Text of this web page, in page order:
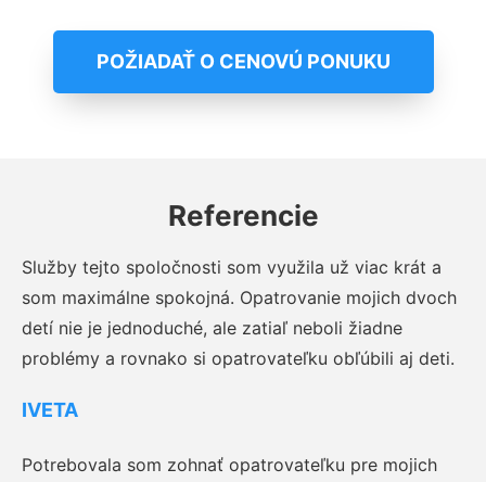
POŽIADAŤ O CENOVÚ PONUKU
Referencie
Služby tejto spoločnosti som využila už viac krát a
som maximálne spokojná. Opatrovanie mojich dvoch
detí nie je jednoduché, ale zatiaľ neboli žiadne
problémy a rovnako si opatrovateľku obľúbili aj deti.
IVETA
Potrebovala som zohnať opatrovateľku pre mojich